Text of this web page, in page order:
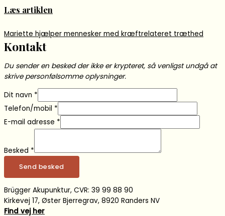
Læs artiklen
Mariette hjælper mennesker med kræftrelateret træthed
Kontakt
Du sender en besked der ikke er krypteret, så venligst undgå at
skrive personfølsomme oplysninger.
Dit navn *
Telefon/mobil *
E-mail adresse *
Besked *
Send besked
Brügger Akupunktur, CVR: 39 99 88 90
Kirkevej 17, Øster Bjerregrav, 8920 Randers NV
Find vej her